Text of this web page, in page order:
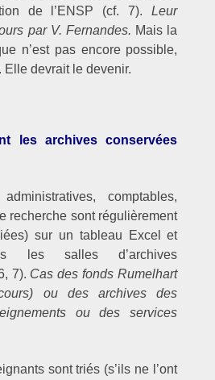
de l’ENSP (cf. 7).Leur
par V. Fernandes. Mais la
n’est pas encore possible,
Elle devrait le devenir.
les archives conservées
comptables,
recherche sont régulièrement
sur un tableau Excel et
les salles d’archives
7). Cas des fonds Rumelhart
ou des archives des
ou des services
sont triés (s’ils ne l’ont